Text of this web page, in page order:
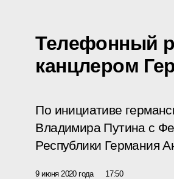
Телефонный
канцлером
По инициативе
Владимира Путина с
Республики Германия
9 июня 2020 года 17:50